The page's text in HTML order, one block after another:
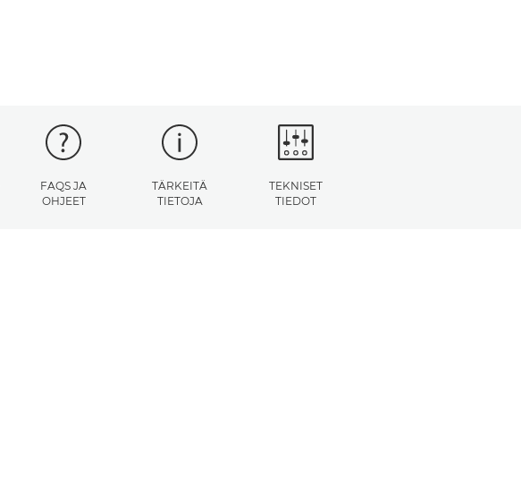
FAQS JA
OHJEET
TÄRKEITÄ
TIETOJA
TEKNISET
TIEDOT